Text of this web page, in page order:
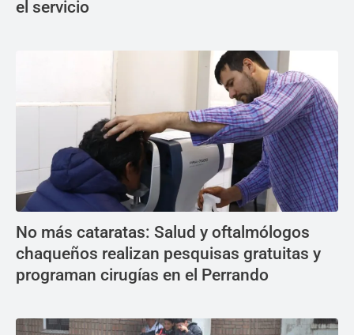
el servicio
No más cataratas: Salud y oftalmólogos
chaqueños realizan pesquisas gratuitas y
programan cirugías en el Perrando